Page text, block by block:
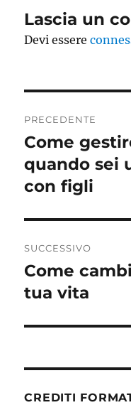
Lascia un
Devi essere
articoli
PRECEDENTE
Articolo
precedente:
Come
quando sei
con figli
SUCCESSIVO
Articolo
successivo:
Come
tua vita
CREDITI